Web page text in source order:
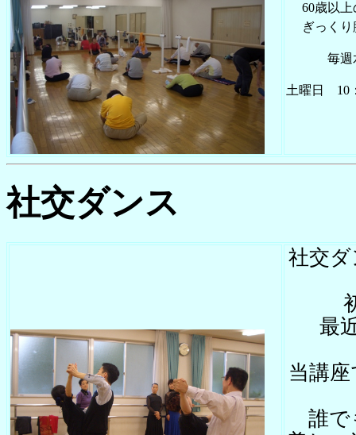
60歳以
ぎっくり
毎週
土曜日 10
社交ダンス
社交
最
当講
誰で